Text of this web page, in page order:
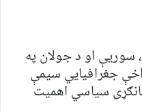
سوریې او د جولان په
جغرافیایي سیمې
سیاسي اهمیت